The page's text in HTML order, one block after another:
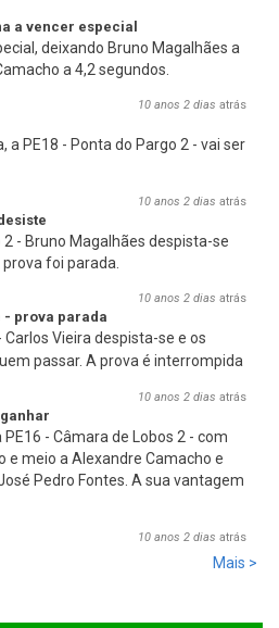
a vencer especial
deixando Bruno Magalhães a
a 4,2 segundos.
10 anos 2 dias atrás
a PE18 - Ponta do Pargo 2 - vai ser
10 anos 2 dias atrás
2 - Bruno Magalhães despista-se
foi parada.
10 anos 2 dias atrás
prova parada
Carlos Vieira despista-se e os
passar. A prova é interrompida
10 anos 2 dias atrás
- Câmara de Lobos 2 - com
e meio a Alexandre Camacho e
Pedro Fontes. A sua vantagem
10 anos 2 dias atrás
Mais >